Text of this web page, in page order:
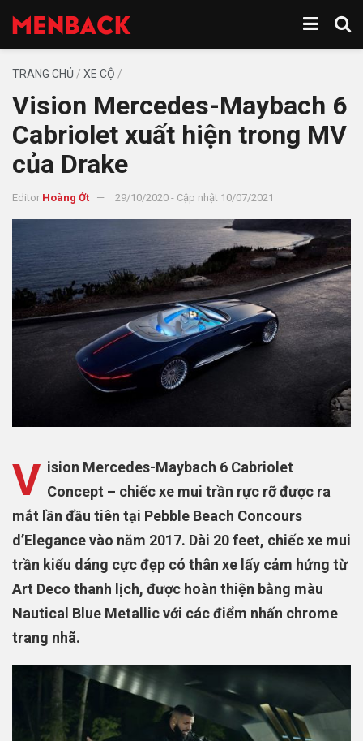
TRANG CHỦ / XE CỘ /
Vision Mercedes-Maybach 6
Cabriolet xuất hiện trong MV
của Drake
Editor Hoàng Ớt 29/10/2020 - Cập nhật 10/07/2021
V ision Mercedes-Maybach 6 Cabriolet
Concept – chiếc xe mui trần rực rỡ được ra
mắt lần đầu tiên tại Pebble Beach Concours
d’Elegance vào năm 2017. Dài 20 feet, chiếc xe mui
trần kiểu dáng cực đẹp có thân xe lấy cảm hứng từ
Art Deco thanh lịch, được hoàn thiện bằng màu
Nautical Blue Metallic với các điểm nhấn chrome
trang nhã.